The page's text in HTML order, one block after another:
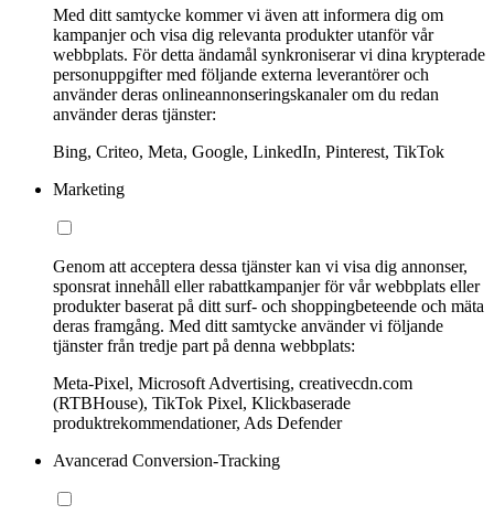
Med ditt samtycke kommer vi även att informera dig om
kampanjer och visa dig relevanta produkter utanför vår
webbplats. För detta ändamål synkroniserar vi dina krypterade
personuppgifter med följande externa leverantörer och
använder deras onlineannonseringskanaler om du redan
använder deras tjänster:
Bing, Criteo, Meta, Google, LinkedIn, Pinterest, TikTok
Marketing
Genom att acceptera dessa tjänster kan vi visa dig annonser,
sponsrat innehåll eller rabattkampanjer för vår webbplats eller
produkter baserat på ditt surf- och shoppingbeteende och mäta
deras framgång. Med ditt samtycke använder vi följande
tjänster från tredje part på denna webbplats:
Meta-Pixel, Microsoft Advertising, creativecdn.com
(RTBHouse), TikTok Pixel, Klickbaserade
produktrekommendationer, Ads Defender
Avancerad Conversion-Tracking